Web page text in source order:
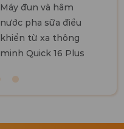
Máy đun và hâm
nước pha sữa điều
khiển từ xa thông
minh Quick 16 Plus